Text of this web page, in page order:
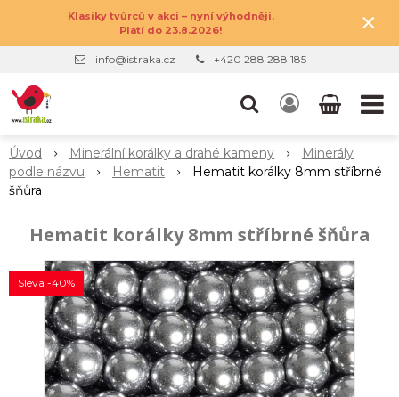
Klasiky tvůrců v akci – nyní výhodněji.
Platí do 23.8.2026!
×
info@istraka.cz +420 288 288 185
Úvod Minerální korálky a drahé kameny
Minerály
podle názvu
Hematit
Hematit korálky 8mm stříbrné
šňůra
Hematit korálky 8mm stříbrné šňůra
Sleva -40%